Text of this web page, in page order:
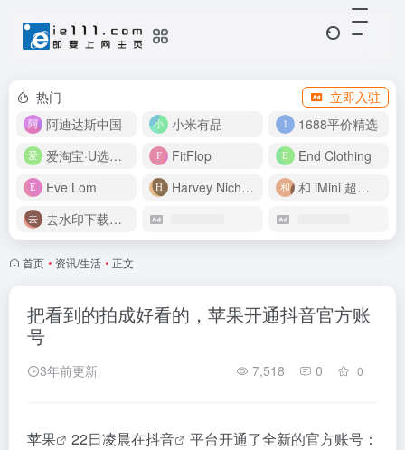
热门
立即入驻
阿迪达斯中国
小米有品
1688平价精选
爱淘宝·U选好价
FitFlop
End Clothing
Eve Lom
Harvey Nichols
和 iMini 超级智能体一起构建伟大作品
去水印下载视频
首页 • 资讯/生活 • 正文
把看到的拍成好看的，苹果开通抖音官方账
号
3年前更新 7,518 0 0
苹果 22日凌晨在抖音
平台开通了全新的官方账号：